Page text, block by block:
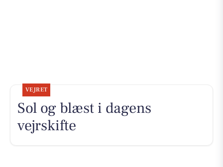
VEJRET
Sol og blæst i dagens
vejrskifte